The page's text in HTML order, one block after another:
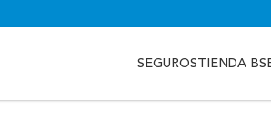
SEGUROSTIENDA